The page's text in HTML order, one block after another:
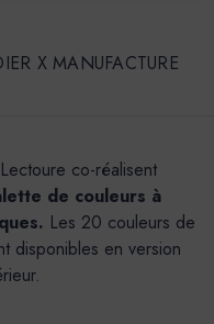
X MANUFACTURE
co-réalisent
de couleurs à
Les 20 couleurs de
disponibles en version